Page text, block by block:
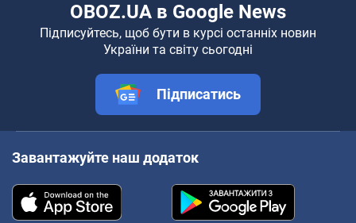
OBOZ.UA в Google News
Підписуйтесь, щоб бути в курсі останніх новин
України та світу сьогодні
Підписатись
Завантажуйте наш додаток